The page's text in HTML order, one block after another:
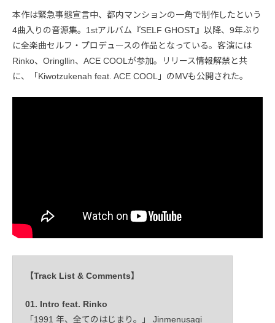
本作は緊急事態宣言中、都内マンションの一角で制作したという
4曲入りの音源集。1stアルバム『SELF GHOST』以降、9年ぶり
に全楽曲セルフ・プロデュースの作品となっている。客演には
Rinko、Oringllin、ACE COOLが参加。リリース情報解禁と共
に、「Kiwotzukenah feat. ACE COOL」のMVも公開された。
【Track List & Comments】
01. Intro feat. Rinko
「1991 年、全てのはじまり。」 Jinmenusagi